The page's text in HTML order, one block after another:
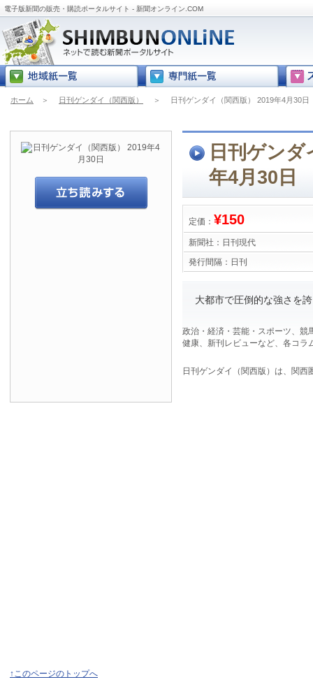
電子版新聞の販売・購読ポータルサイト - 新聞オンライン.COM
ホーム ＞ 日刊ゲンダイ（関西版） ＞ 日刊ゲンダイ（関西版） 2019年4月30日
日刊ゲン
年4月30日
定価： ¥150
新聞社： 日刊現代
発行間隔： 日刊
大都市で圧倒的な強さを
政治・経済・芸能・スポーツ、競
健康、新刊レビューなど、各コラ
日刊ゲンダイ（関西版）は、関
↑このページのトップへ